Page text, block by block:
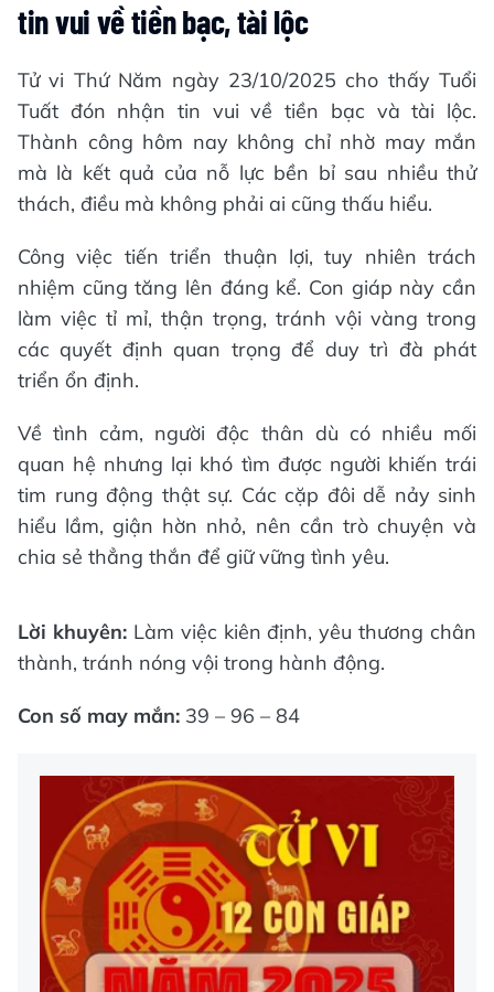
tin vui về tiền bạc, tài lộc
Tử vi Thứ Năm ngày 23/10/2025 cho thấy Tuổi
Tuất đón nhận tin vui về tiền bạc và tài lộc.
Thành công hôm nay không chỉ nhờ may mắn
mà là kết quả của nỗ lực bền bỉ sau nhiều thử
thách, điều mà không phải ai cũng thấu hiểu.
Công việc tiến triển thuận lợi, tuy nhiên trách
nhiệm cũng tăng lên đáng kể. Con giáp này cần
làm việc tỉ mỉ, thận trọng, tránh vội vàng trong
các quyết định quan trọng để duy trì đà phát
triển ổn định.
Về tình cảm, người độc thân dù có nhiều mối
quan hệ nhưng lại khó tìm được người khiến trái
tim rung động thật sự. Các cặp đôi dễ nảy sinh
hiểu lầm, giận hờn nhỏ, nên cần trò chuyện và
chia sẻ thẳng thắn để giữ vững tình yêu.
Lời khuyên:Làm việc kiên định, yêu thương chân
thành, tránh nóng vội trong hành động.
Con số may mắn: 39 – 96 – 84